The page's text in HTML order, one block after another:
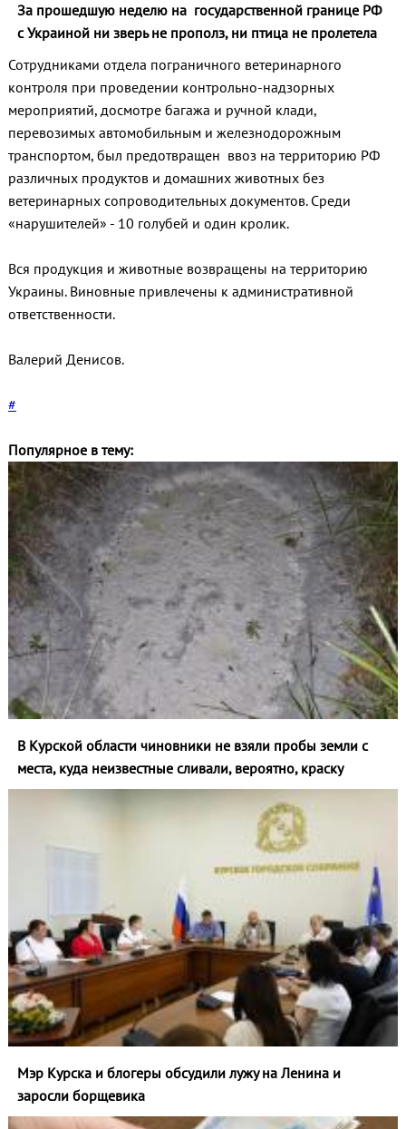
За прошедшую неделю на государственной границе РФ
с Украиной ни зверь не прополз, ни птица не пролетела
Сотрудниками отдела пограничного ветеринарного
контроля при проведении контрольно-надзорных
мероприятий, досмотре багажа и ручной клади,
перевозимых автомобильным и железнодорожным
транспортом, был предотвращен ввоз на территорию РФ
различных продуктов и домашних животных без
ветеринарных сопроводительных документов. Среди
«нарушителей» - 10 голубей и один кролик.
Вся продукция и животные возвращены на территорию
Украины. Виновные привлечены к административной
ответственности.
Валерий Денисов.
#
Популярное в тему:
В Курской области чиновники не взяли пробы земли с
места, куда неизвестные сливали, вероятно, краску
Мэр Курска и блогеры обсудили лужу на Ленина и
заросли борщевика